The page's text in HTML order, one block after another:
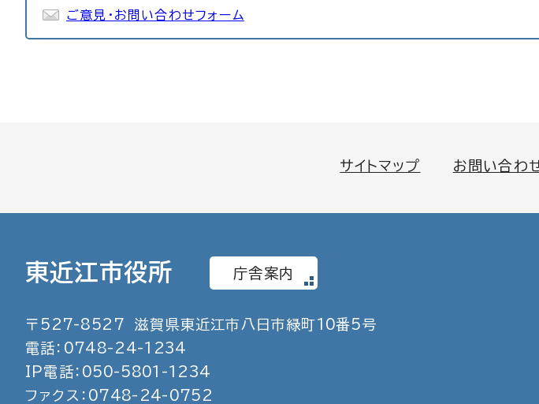
ご意見・お問い合わせフォーム
サイトマップ お問い合わ
東近江市役所 庁舎案内
〒 527-8527 滋賀県東近江市八日市緑町10番5号
電話： 0748- 24-1234
IP電話： 050- 5801 -1234
ファクス： 0748- 24- 0752